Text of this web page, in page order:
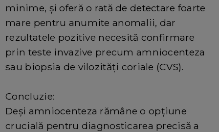
minime, și oferă o rată de detectare foarte
mare pentru anumite anomalii, dar
rezultatele pozitive necesită confirmare
prin teste invazive precum amniocenteza
sau biopsia de vilozități coriale (CVS).
Concluzie:
Deși amniocenteza rămâne o opțiune
crucială pentru diagnosticarea precisă a